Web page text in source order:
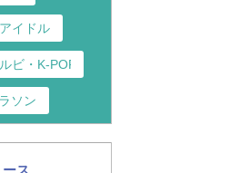
イドル
ビ・K-POP和訳
ソン
ス